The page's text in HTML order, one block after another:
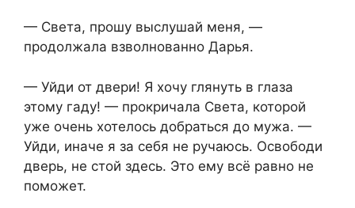
— Света, прошу выслушай меня, —
продолжала взволнованно Дарья.
— Уйди от двери! Я хочу глянуть в глаза
этому гаду! — прокричала Света, которой
уже очень хотелось добраться до мужа. —
Уйди, иначе я за себя не ручаюсь. Освободи
дверь, не стой здесь. Это ему всё равно не
поможет.